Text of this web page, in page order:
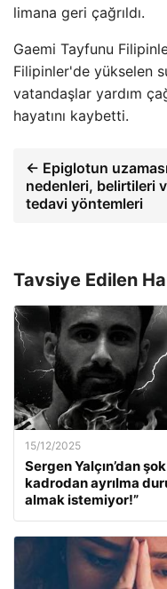
limana geri çağrıldı.
Gaemi Tayfunu
Filipinler'de yükselen
vatandaşlar yardım
hayatını kaybetti.
← Epiglotun
nedenleri, belirtileri
tedavi yöntemleri
Tavsiye Edilen
15/12/2025
Sergen Yalçın’dan
kadrodan ayrılma
almak istemiyor!”